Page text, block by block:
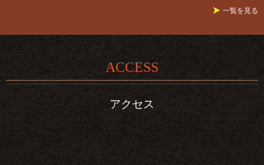
2025/12/03 22:48
2025年9月4日に 串季は30周年を迎えました。これもひとえに皆様のおかげで
あること心より感謝しています。これからもどうぞよろしくお願い致します。
一覧を見る
ACCESS
アクセス